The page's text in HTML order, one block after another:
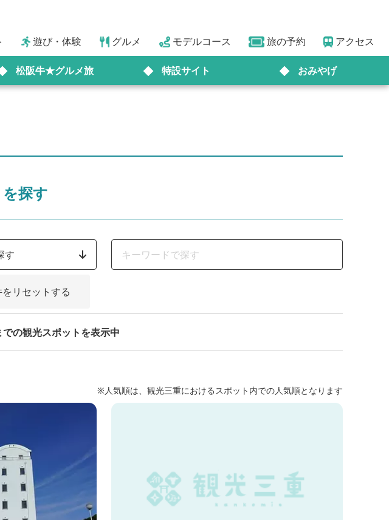
遊び・体験 グルメ モデルコース 旅の予約 アクセス
松阪牛★グルメ旅 特設サイト おみやげ
探す
す
リセットする
の観光スポットを表示中
※人気順は、観光三重におけるスポット内での人気順となります